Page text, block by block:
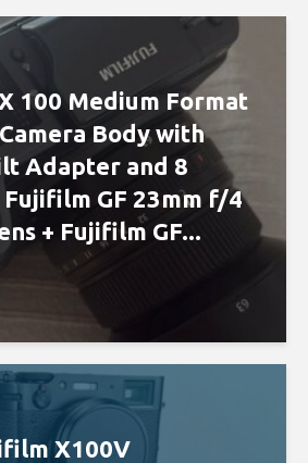
100 Medium Format
Body with
Adapter and 8
GF 23mm f/4
+ Fujifilm GF...
X100V